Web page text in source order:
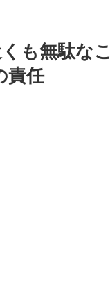
も無駄なこ
責任